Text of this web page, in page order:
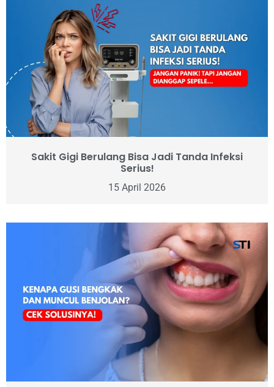
Sakit Gigi Berulang Bisa Jadi Tanda Infeksi
Serius!
15 April 2026